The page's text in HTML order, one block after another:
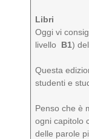
Libri
Oggi vi
livello B1)
Questa
studenti e
Penso che è
ogni capitolo
delle parole